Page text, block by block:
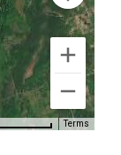
Terms